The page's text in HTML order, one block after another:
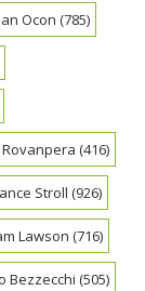
Ocon (785)
(416)
Stroll (926)
Lawson (716)
Bezzecchi (505)